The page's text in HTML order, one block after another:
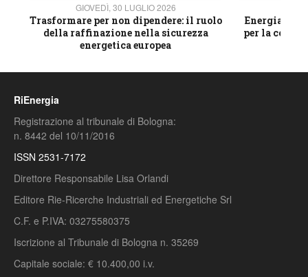
GIOVEDÌ, 30 LUGLIO 2026
Trasformare per non dipendere: il ruolo
della raffinazione nella sicurezza
energetica europea
Energia e
per la
RiEnergia
Registrazione al tribunale di Bologna:
n. 8442 del 10/11/2016
ISSN 2531-7172
Direttore Responsabile Lisa Orlandi
Editore Rie-Ricerche Industriali ed Energetiche Srl
C.F. e P.IVA: 03275580375
Iscrizione al Tribunale di Bologna n. 35269
Capitale sociale: € 10.400,00 i.v.